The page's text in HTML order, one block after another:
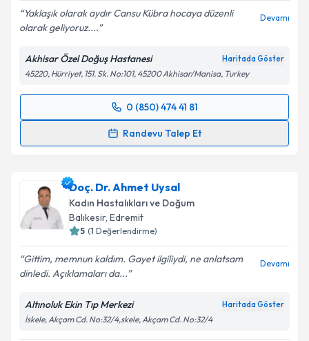
Yaklaşık olarak aydır Cansu Kübra hocaya düzenli
olarak geliyoruz....
Devamı
Akhisar Özel Doğuş Hastanesi Haritada Göster
45220, Hürriyet, 151. Sk. No:101, 45200 Akhisar/Manisa, Turkey
0 (850) 474 41 81
Randevu Talep Et
Randevu Takvimi Talebi
için bir takvim hazırlandığında e-posta ile
bilgilendireceğiz.
E-posta Adresiniz
Metni 'ni okudum ve kişisel verilerimin belirtilen
kapsamda işlenmesini kabul ediyorum.
Doç. Dr. Ahmet Uysal
Kadın Hastalıkları ve Doğum
Balıkesir, Edremit
5 (1 Değerlendirme)
Gittim, memnun kaldım. Gayet ilgiliydi, ne anlatsam
dinledi. Açıklamaları da...
Devamı
Altınoluk Ekin Tıp Merkezi Haritada Göster
İskele, Akçam Cd. No:32/4,skele, Akçam Cd. No:32/4